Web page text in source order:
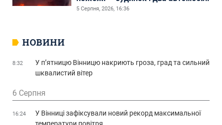
5 Серпня, 2026, 16:36
НОВИНИ
8:32
У п’ятницю Вінницю накриють гроза, град та сильний
шквалистий вітер
6 Серпня
16:24
У Вінниці зафіксували новий рекорд максимальної